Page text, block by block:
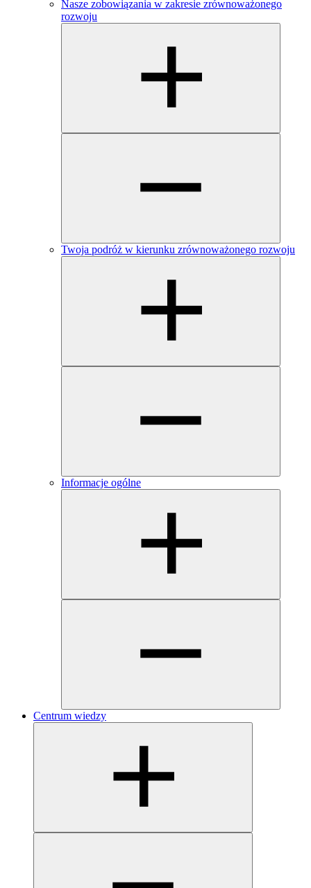
Nasze zobowiązania w zakresie zrównoważonego
rozwoju
Twoja podróż w kierunku zrównoważonego rozwoju
Informacje ogólne
Centrum wiedzy